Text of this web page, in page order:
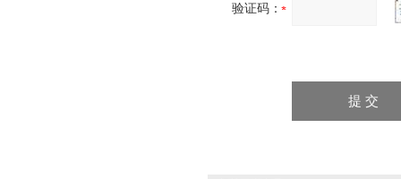
验证码：